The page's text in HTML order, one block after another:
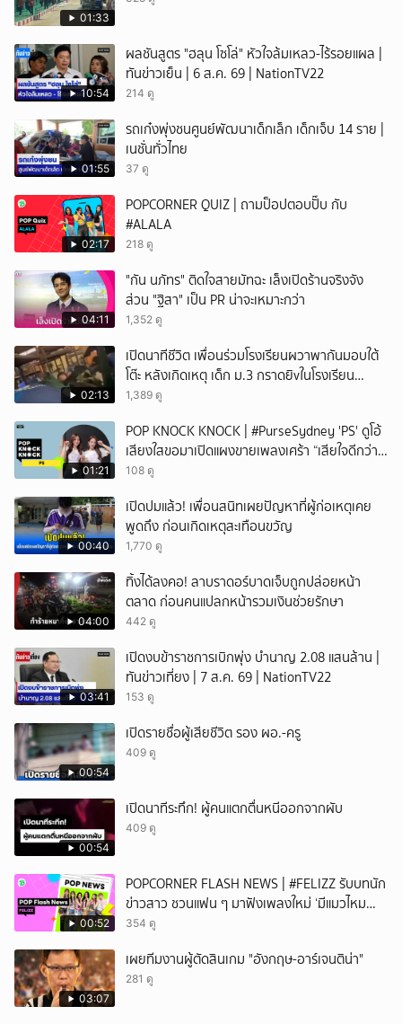
01:33
10:54
ผลชันสูตร "ฮลุน โซโล่" หัวใจล้มเหลว-ไร้รอยแผล |
ทันข่าวเย็น | 6 ส.ค. 69 | NationTV22
214 ดู
01:55
รถเก๋งพุ่งชนศูนย์พัฒนาเด็กเล็ก เด็กเจ็บ 14 ราย |
เนชั่นทั่วไทย
37 ดู
02:17
POPCORNER QUIZ | ถามป็อปตอบปั๊บ กับ
#ALALA
218 ดู
04:11
"กัน นภัทร" ติดใจสายมัทฉะ เล็งเปิดร้านจริงจัง
ส่วน "ฐิสา" เป็น PR น่าจะเหมาะกว่า
1,352 ดู
02:13
เปิดนาทีชีวิต เพื่อนร่วมโรงเรียนผวาพากันมอบใต้
โต๊ะ หลังเกิดเหตุ เด็ก ม.3 กราดยิvในโรงเรียน
เทพศิรินทร์นนท์ แบบไม่เลือกหน้า เสียงปืนดังสนั่น
1,389 ดู
01:21
POP KNOCK KNOCK | #PurseSydney 'PS' ดูโอ้
เสียงใสขอมาเปิดแผงขายเพลงเศร้า “เสียใจดีกว่า
เสียเธอ”
108 ดู
00:40
เปิดปมแล้ว! เพื่อนสนิทเผยปัญหาที่ผู้ก่อเหตุเคย
พูดถึง ก่อนเกิดเหตุสะเทือนขวัญ
1,770 ดู
04:00
ทิ้งได้ลงคอ! ลาบราดอร์บาดเจ็บถูกปล่อยหน้า
ตลาด ก่อนคนแปลกหน้ารวมเงินช่วยรักษา
442 ดู
03:41
เปิดงบข้าราชการเบิกพุ่ง บำนาญ 2.08 แสนล้าน |
ทันข่าวเที่ยง | 7 ส.ค. 69 | NationTV22
153 ดู
00:54
เปิดรายชื่อผู้เสียชีวิต รอง ผอ.-ครู
409 ดู
00:54
เปิดนาทีระทึก! ผู้คนแตกตื่นหนีออกจากผับ
409 ดู
00:52
POPCORNER FLASH NEWS | #FELIZZ รับบทนัก
ข่าวสาว ชวนแฟน ๆ มาฟังเพลงใหม่ ‘มีแมวไหม
(Catch Me If You Can)’
354 ดู
03:07
เผยทีมงานผู้ตัดสินเกม "อังกฤษ-อาร์เจนติน่า"
281 ดู